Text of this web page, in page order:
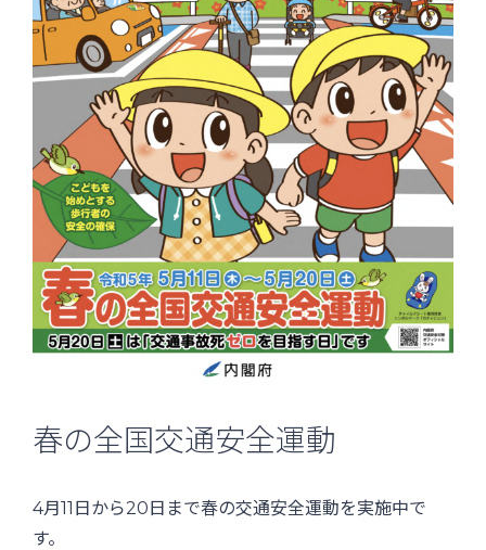
春の全国交通安全運動
4月11日から20日まで春の交通安全運動を実施中で
す。